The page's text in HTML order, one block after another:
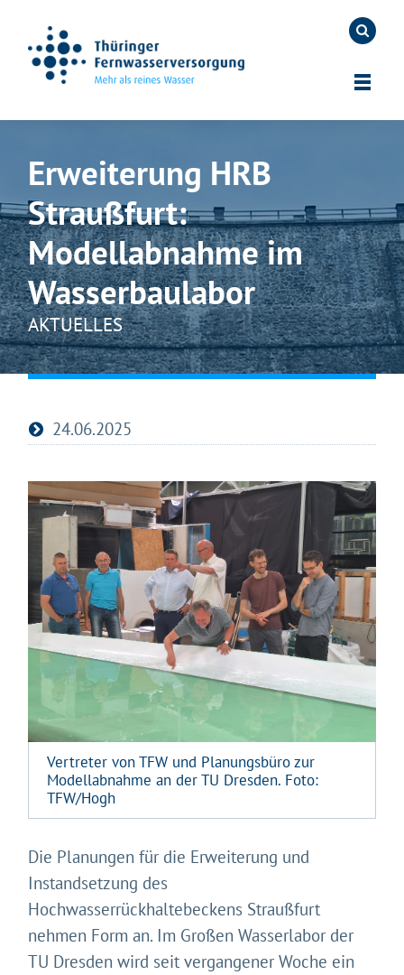
Erweiterung HRB
Straußfurt:
Modellabnahme im
Wasserbaulabor
AKTUELLES
24.06.2025
Vertreter von TFW und Planungsbüro zur
Modellabnahme an der TU Dresden. Foto:
TFW/Hogh
Die Planungen für die Erweiterung und
Instandsetzung des
Hochwasserrückhaltebeckens Straußfurt
nehmen Form an. Im Großen Wasserlabor der
TU Dresden wird seit vergangener Woche ein